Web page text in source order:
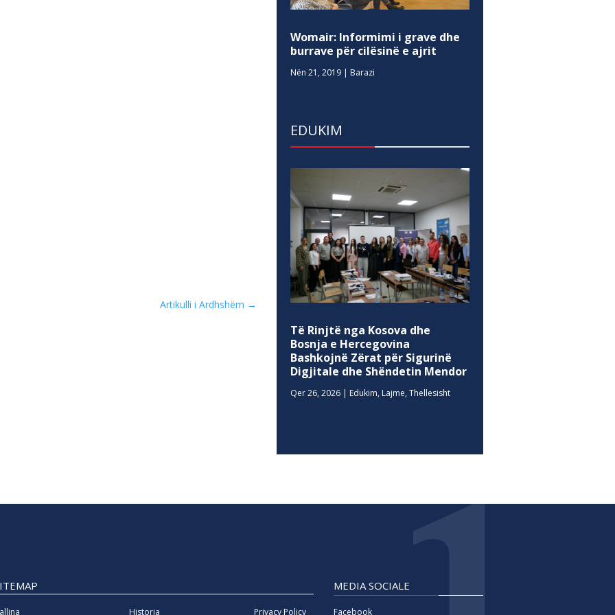
Artikulli i Ardhshëm →
Womair: Informimi i grave dhe
burrave për cilësinë e ajrit
Nën 21, 2019 | Barazi
EDUKIM
Të Rinjtë nga Kosova dhe
Bosnja e Hercegovina
Bashkojnë Zërat për Sigurinë
Digjitale dhe Shëndetin Mendor
Qer 26, 2026 | Edukim, Lajme,Thellesisht
Historia Privacy Policy
MEDIA SOCIALE
Facebook